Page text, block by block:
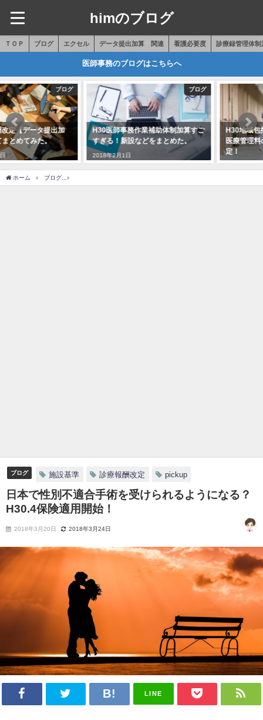
himのブログ
ＴＯＰ ブログ エクセル データ提出加算 関連 看護必要度 診療録管理体制
医師事務のブログはこちらへ
ブログ
H30医師事務作業補助体制加算すご
すぎる！新設などをまとめた。
2018年2月1日
H30地域包括ケア病棟入院料・入院
医療管理料の施設基準・点数決
ホーム ブログ
ブログ 施設基準 診療報酬改定 pickup
日本で性別不適合手術を受けられるようになる？
H30.4保険適用開始！
2018年3月20日 2018年3月24日
LINE